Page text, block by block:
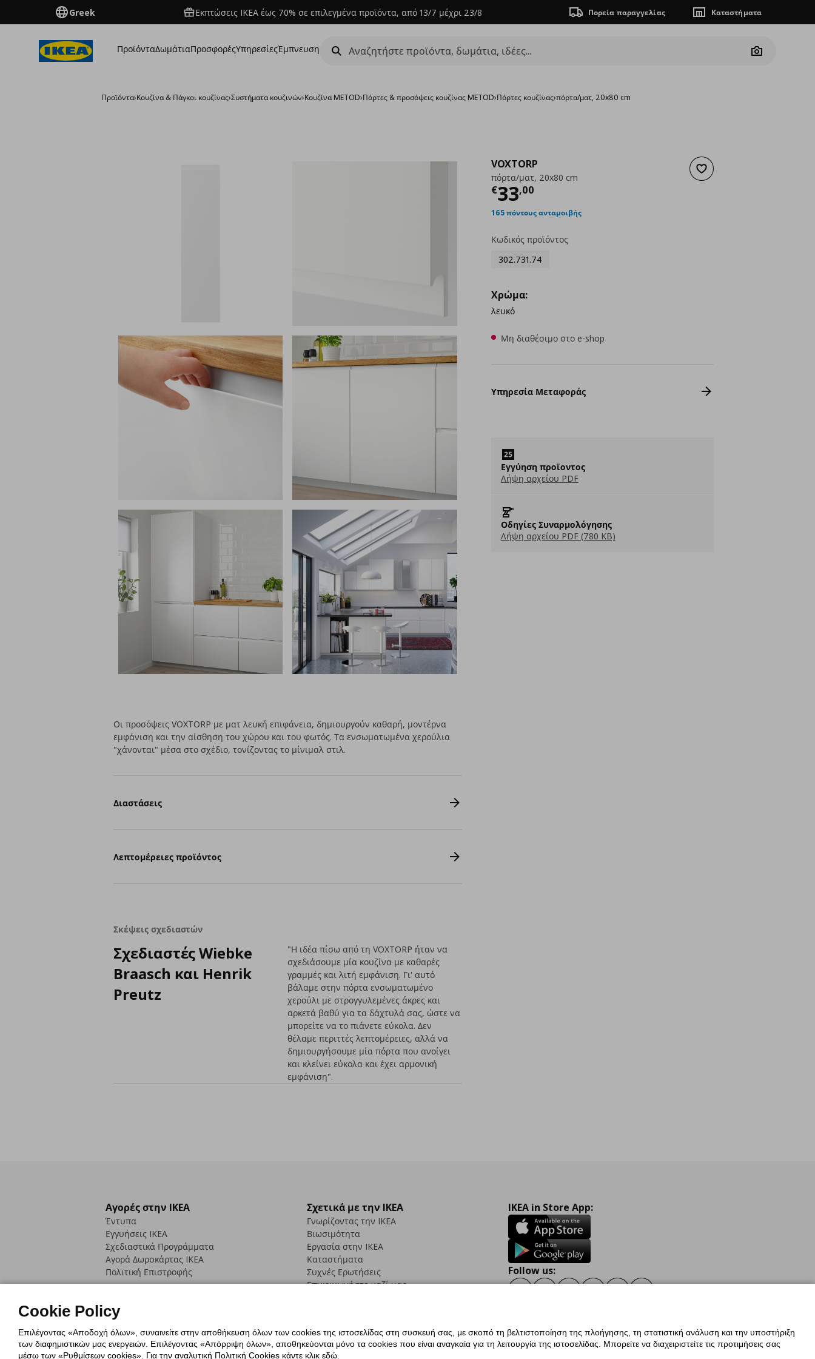
Greek Εκπτώσεις IKEA έως 70% σε επιλεγμένα προϊόντα, από 13/7 μέχρι 23/8 Πορεία παραγγελίας Καταστήματα
ΠροϊόνταΔωμάτιαΠροσφορέςΥπηρεσίεςΈμπνευση
Camera
Προϊόντα›Κουζίνα & Πάγκοι κουζίνας›Συστήματα κουζινών›Κουζίνα METOD›Πόρτες & προσόψεις κουζίνας METOD›Πόρτες κουζίνας›πόρτα/ματ, 20x80 cm
Προσθήκη στα αγαπημένα
VOXTORP
πόρτα/ματ, 20x80 cm
€33,00
Τρέχουσα τιμή
165 πόντους ανταμοιβής
Κωδικός προϊόντος
302.731.74
Χρώμα:
λευκό
Μη διαθέσιμο στο e-shop
Υπηρεσία Μεταφοράς
Εγγύηση προϊοντος
Λήψη αρχείου PDF
Οδηγίες Συναρμολόγησης
Λήψη αρχείου PDF (780 KB)
Οι προσόψεις VOXTORP με ματ λευκή επιφάνεια, δημιουργούν καθαρή, μοντέρνα
εμφάνιση και την αίσθηση του χώρου και του φωτός. Τα ενσωματωμένα χερούλια
"χάνονται" μέσα στο σχέδιο, τονίζοντας το μίνιμαλ στιλ.
Διαστάσεις
Λεπτομέρειες προϊόντος
Σκέψεις σχεδιαστών
Σχεδιαστές Wiebke
Braasch και Henrik
Preutz
"Η ιδέα πίσω από τη VOXTORP ήταν να
σχεδιάσουμε μία κουζίνα με καθαρές
γραμμές και λιτή εμφάνιση. Γι' αυτό
βάλαμε στην πόρτα ενσωματωμένο
χερούλι με στρογγυλεμένες άκρες και
αρκετά βαθύ για τα δάχτυλά σας, ώστε να
μπορείτε να το πιάνετε εύκολα. Δεν
θέλαμε περιττές λεπτομέρειες, αλλά να
δημιουργήσουμε μία πόρτα που ανοίγει
και κλείνει εύκολα και έχει αρμονική
εμφάνιση".
Αγορές στην IKEA
Έντυπα
Εγγυήσεις IKEA
Σχεδιαστικά Προγράμματα
Αγορά Δωρoκάρτας IKEA
Πολιτική Επιστροφής
Σχετικά με την IKEA
Γνωρίζοντας την IKEA
Βιωσιμότητα
Εργασία στην IKEA
Καταστήματα
Συχνές Ερωτήσεις
Επικοινωνήστε μαζί μας
IKEA in Store App:
Follow us:
Πολιτική Cookies Δήλωση ψηφιακής προσβασιμότητας Γενική Πολιτική Προσωπικών Δεδομένων
Cookie Policy
Επιλέγοντας «Αποδοχή όλων», συναινείτε στην αποθήκευση όλων των cookies της ιστοσελίδας στη συσκευή σας, με σκοπό τη βελτιστοποίηση της πλοήγησης, τη στατιστική ανάλυση και την υποστήριξη
των διαφημιστικών μας ενεργειών. Επιλέγοντας «Απόρριψη όλων», αποθηκεύονται μόνο τα cookies που είναι αναγκαία για τη λειτουργία της ιστοσελίδας. Μπορείτε να διαχειριστείτε τις προτιμήσεις σας
μέσω των «Ρυθμίσεων cookies». Για την αναλυτική Πολιτική Cookies κάντε κλικ εδώ.